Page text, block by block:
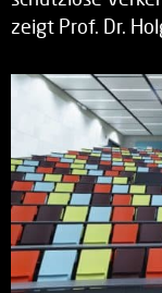
zeigt Prof. Dr.